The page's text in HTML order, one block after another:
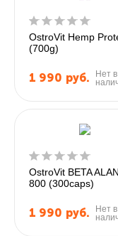
OstroVit Hemp
(700g)
1 990 руб.
Нет в
OstroVit BETA
800 (300caps)
1 990 руб.
Нет в